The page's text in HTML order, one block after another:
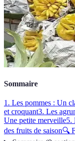
Sommaire
1. Les pommes : Un
et croquant3. Les
Une petite merveille5.
des fruits de saison🔍